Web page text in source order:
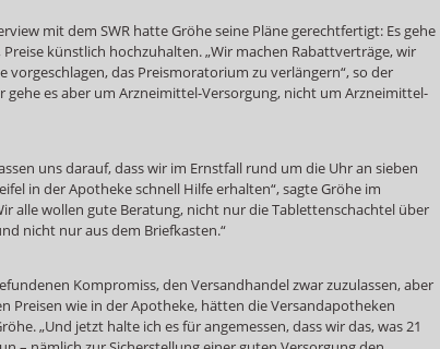
mit dem SWR hatte Gröhe seine Pläne gerechtfertigt: Es gehe
künstlich hochzuhalten. „Wir machen Rabattverträge, wir
vorgeschlagen, das Preismoratorium zu verlängern“, so der
gehe es aber um Arzneimittel-Versorgung, nicht um Arzneimittel-
uns darauf, dass wir im Ernstfall rund um die Uhr an sieben
in der Apotheke schnell Hilfe erhalten“, sagte Gröhe im
alle wollen gute Beratung, nicht nur die Tablettenschachtel über
nicht nur aus dem Briefkasten.“
Kompromiss, den Versandhandel zwar zuzulassen, aber
Preisen wie in der Apotheke, hätten die Versandapotheken
„Und jetzt halte ich es für angemessen, dass wir das, was 21